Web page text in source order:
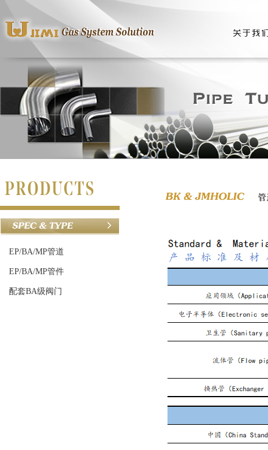
EP/BA/MP管道
EP/BA/MP管件
配套BA级阀门